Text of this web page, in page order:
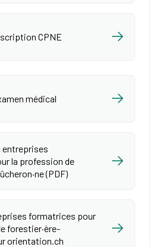
CPNE
médical​
entreprises
la profession de
(PDF)
formatrices pour
forestier·ère-
orientation.ch